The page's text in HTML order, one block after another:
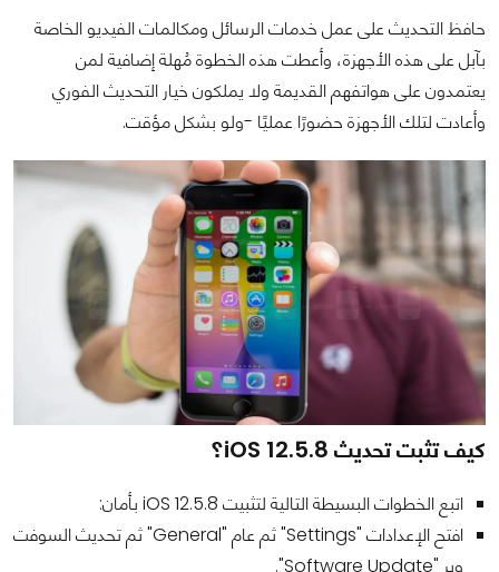
حافظ التحديث على عمل خدمات الرسائل ومكالمات الفيديو الخاصة
بآبل على هذه الأجهزة، وأعطت هذه الخطوة مُهلة إضافية لمن
يعتمدون على هواتفهم القديمة ولا يملكون خيار التحديث الفوري
وأعادت لتلك الأجهزة حضورًا عمليًا -ولو بشكل مؤقت.
كيف تثبت تحديث iOS 12.5.8؟
اتبع الخطوات البسيطة التالية لتثبيت iOS 12.5.8 بأمان:
افتح الإعدادات "Settings" ثم عام "General" ثم تحديث السوفت
وير "Software Update".